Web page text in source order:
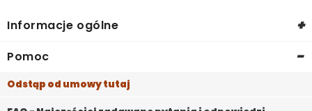
Informacje ogólne +
Pomoc -
Odstąp od umowy tutaj